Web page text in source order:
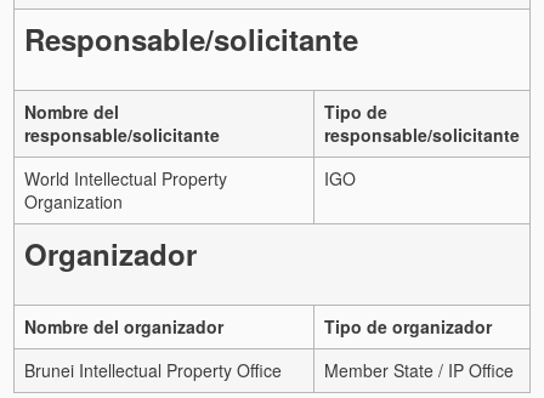
Responsable/solicitante
Nombre del
responsable/solicitante
Tipo de
responsable/solicitante
World Intellectual Property
Organization
IGO
Organizador
Nombre del organizador
Tipo de organizador
Brunei Intellectual Property Office
Member State / IP Office